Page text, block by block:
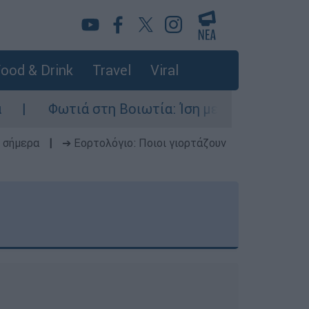
& Drink Travel Viral
στη Βοιωτία: Ίση με έξι ατομικές
➔ Εορτολόγιο: Ποιοι γιορτάζουν